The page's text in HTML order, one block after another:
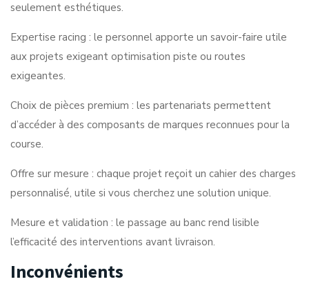
seulement esthétiques.
Expertise racing : le personnel apporte un savoir-faire utile
aux projets exigeant optimisation piste ou routes
exigeantes.
Choix de pièces premium : les partenariats permettent
d’accéder à des composants de marques reconnues pour la
course.
Offre sur mesure : chaque projet reçoit un cahier des charges
personnalisé, utile si vous cherchez une solution unique.
Mesure et validation : le passage au banc rend lisible
l’efficacité des interventions avant livraison.
Inconvénients